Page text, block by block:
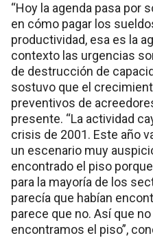
“Hoy la agenda pasa por
en cómo pagar los
productividad, esa es la
contexto las urgencias
de destrucción de
sostuvo que el
preventivos de
presente. “La actividad
crisis de 2001. Este año
un escenario muy
encontrado el piso
para la mayoría de los
parecía que habían
parece que no. Así que
encontramos el piso”,